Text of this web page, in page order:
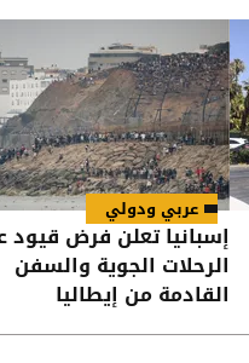
عربي ودولي
إسبانيا تعلن فرض قيود
الرحلات الجوية والسفن
القادمة من إيطاليا